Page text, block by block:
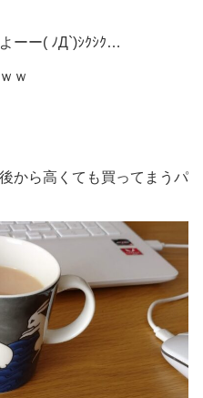
ーー( ﾉД`)ｼｸｼｸ…
ｗ
から高くても買ってまうパ